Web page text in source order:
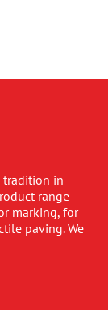
tradition in
range
marking, for
paving. We